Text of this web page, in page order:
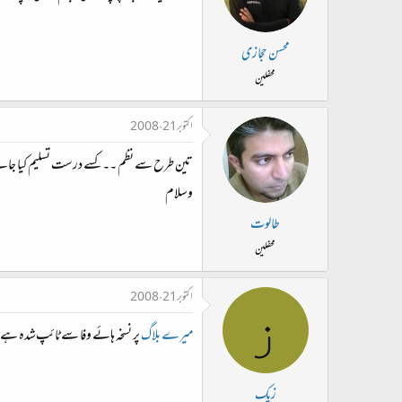
محسن حجازی
محفلین
طالوت
محفلین
اکتوبر 21، 2008
تین طرح سے نظم ۔۔ کسے درست تسلیم کیا
وسلام
ز
زیک
اکتوبر 21، 2008
میرے بلاگپر نسخہ ہائے وفا سے ٹائپ‌شدہ